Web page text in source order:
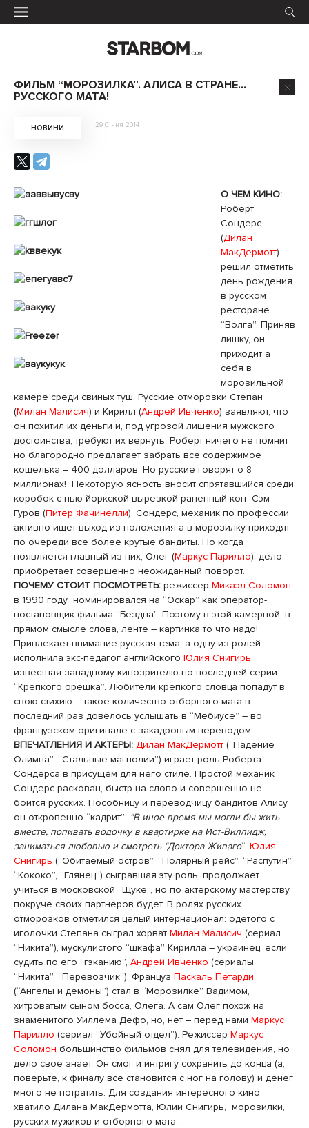
ФИЛЬМ “МОРОЗИЛКА”. АЛИСА В СТРАНЕ…
РУССКОГО МАТА!
НОВИНИ 29 Січня 2014
О ЧЕМ КИНО:
Роберт
Сондерс
(Дилан
МакДермотт)
решил отметить
день рождения
в русском
ресторане
“Волга”. Приняв
лишку, он
приходит а
себя в
морозильной
камере среди свиных туш. Русские отморозки Степан
(Милан Малисич) и Кирилл (Андрей Ивченко) заявляют, что
он похитил их деньги и, под угрозой лишения мужского
достоинства, требуют их вернуть. Роберт ничего не помнит
но благородно предлагает забрать все содержимое
кошелька – 400 долларов. Но русские говорят о 8
миллионах! Некоторую ясность вносит спрятавшийся среди
коробок с нью-йоркской вырезкой раненный коп Сэм
Гуров (Питер Фачинелли). Сондерс, механик по профессии,
активно ищет выход из положения а в морозилку приходят
по очереди все более крутые бандиты. Но когда
появляется главный из них, Олег (Маркус Парилло), дело
приобретает совершенно неожиданный поворот…
ПОЧЕМУ СТОИТ ПОСМОТРЕТЬ: режиссер Микаэл Соломон
в 1990 году номинировался на “Оскар” как оператор-
постановщик фильма “Бездна”. Поэтому в этой камерной, в
прямом смысле слова, ленте – картинка то что надо!
Привлекает внимание русская тема, а одну из ролей
исполнила экс-педагог английского Юлия Снигирь,
известная западному кинозрителю по последней серии
“Крепкого орешка”. Любители крепкого словца попадут в
свою стихию – такое количество отборного мата в
последний раз довелось услышать в “Мебиусе” – во
французском оригинале с закадровым переводом.
ВПЕЧАТЛЕНИЯ И АКТЕРЫ: Дилан МакДермотт (“Падение
Олимпа”, “Стальные магнолии”) играет роль Роберта
Сондерса в присущем для него стиле. Простой механик
Сондерс раскован, быстр на слово и совершенно не
боится русских. Пособницу и переводчицу бандитов Алису
он откровенно “кадрит”: “В иное время мы могли бы жить
вместе, попивать водочку в квартирке на Ист-Виллидж,
заниматься любовью и смотреть “Доктора Живаго“. Юлия
Снигирь (“Обитаемый остров”, “Полярный рейс”, “Распутин”,
“Кококо”, “Глянец”) сыгравшая эту роль, продолжает
учиться в московской “Щуке”, но по актерскому мастерству
покруче своих партнеров будет. В ролях русских
отморозков отметился целый интернационал: одетого с
иголочки Степана сыграл хорват Милан Малисич (сериал
“Никита”), мускулистого “шкафа” Кирилла – украинец, если
судить по его “гэканию”, Андрей Ивченко (сериалы
“Никита”, “Перевозчик”). Француз Паскаль Петарди
(“Ангелы и демоны”) стал в “Морозилке” Вадимом,
хитроватым сыном босса, Олега. А сам Олег похож на
знаменитого Уиллема Дефо, но, нет – перед нами Маркус
Парилло (сериал “Убойный отдел”). Режиссер Маркус
Соломон большинство фильмов снял для телевидения, но
дело свое знает. Он смог и интригу сохранить до конца (а,
поверьте, к финалу все становится с ног на голову) и денег
много не потратить. Для создания интересного кино
хватило Дилана МакДермотта, Юлии Снигирь, морозилки,
русских мужиков и отборного мата…